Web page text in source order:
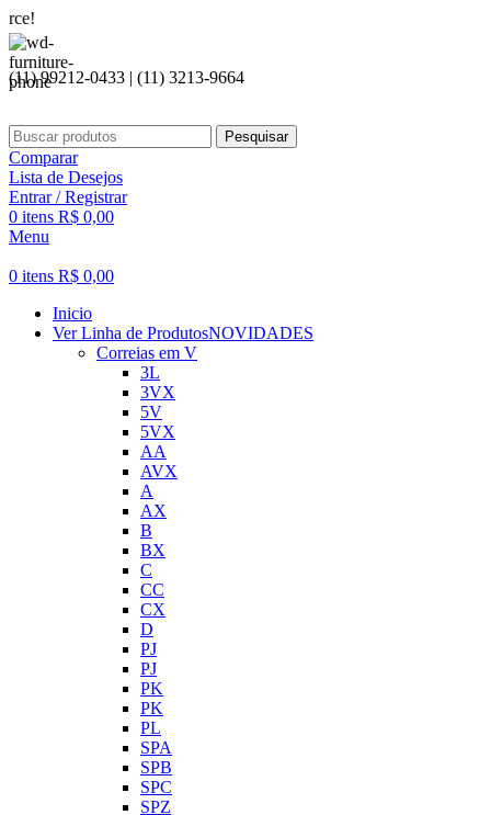
(11) 99212-0433 | (11) 3213-9664
Pesquisar
Comparar
Lista de Desejos
Entrar / Registrar
0 itens R$ 0,00
Menu
0 itens R$ 0,00
Inicio
Ver Linha de ProdutosNOVIDADES
Correias em V
3L
3VX
5V
5VX
AA
AVX
A
AX
B
BX
C
CC
CX
D
PJ
PJ
PK
PK
PL
SPA
SPB
SPC
SPZ